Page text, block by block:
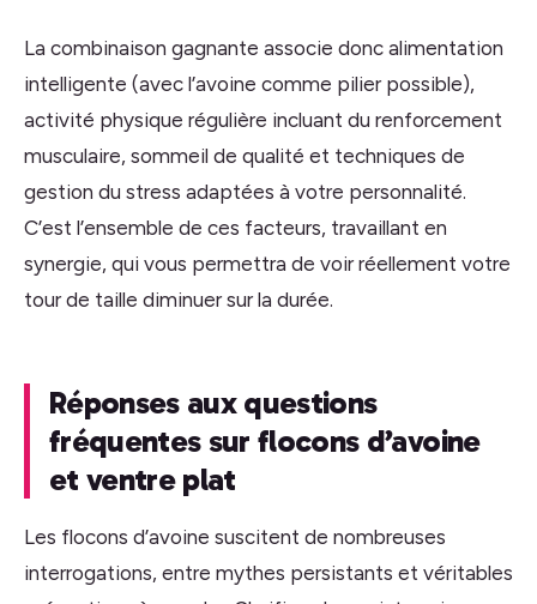
La combinaison gagnante associe donc alimentation
intelligente (avec l’avoine comme pilier possible),
activité physique régulière incluant du renforcement
musculaire, sommeil de qualité et techniques de
gestion du stress adaptées à votre personnalité.
C’est l’ensemble de ces facteurs, travaillant en
synergie, qui vous permettra de voir réellement votre
tour de taille diminuer sur la durée.
Réponses aux questions
fréquentes sur flocons d’avoine
et ventre plat
Les flocons d’avoine suscitent de nombreuses
interrogations, entre mythes persistants et véritables